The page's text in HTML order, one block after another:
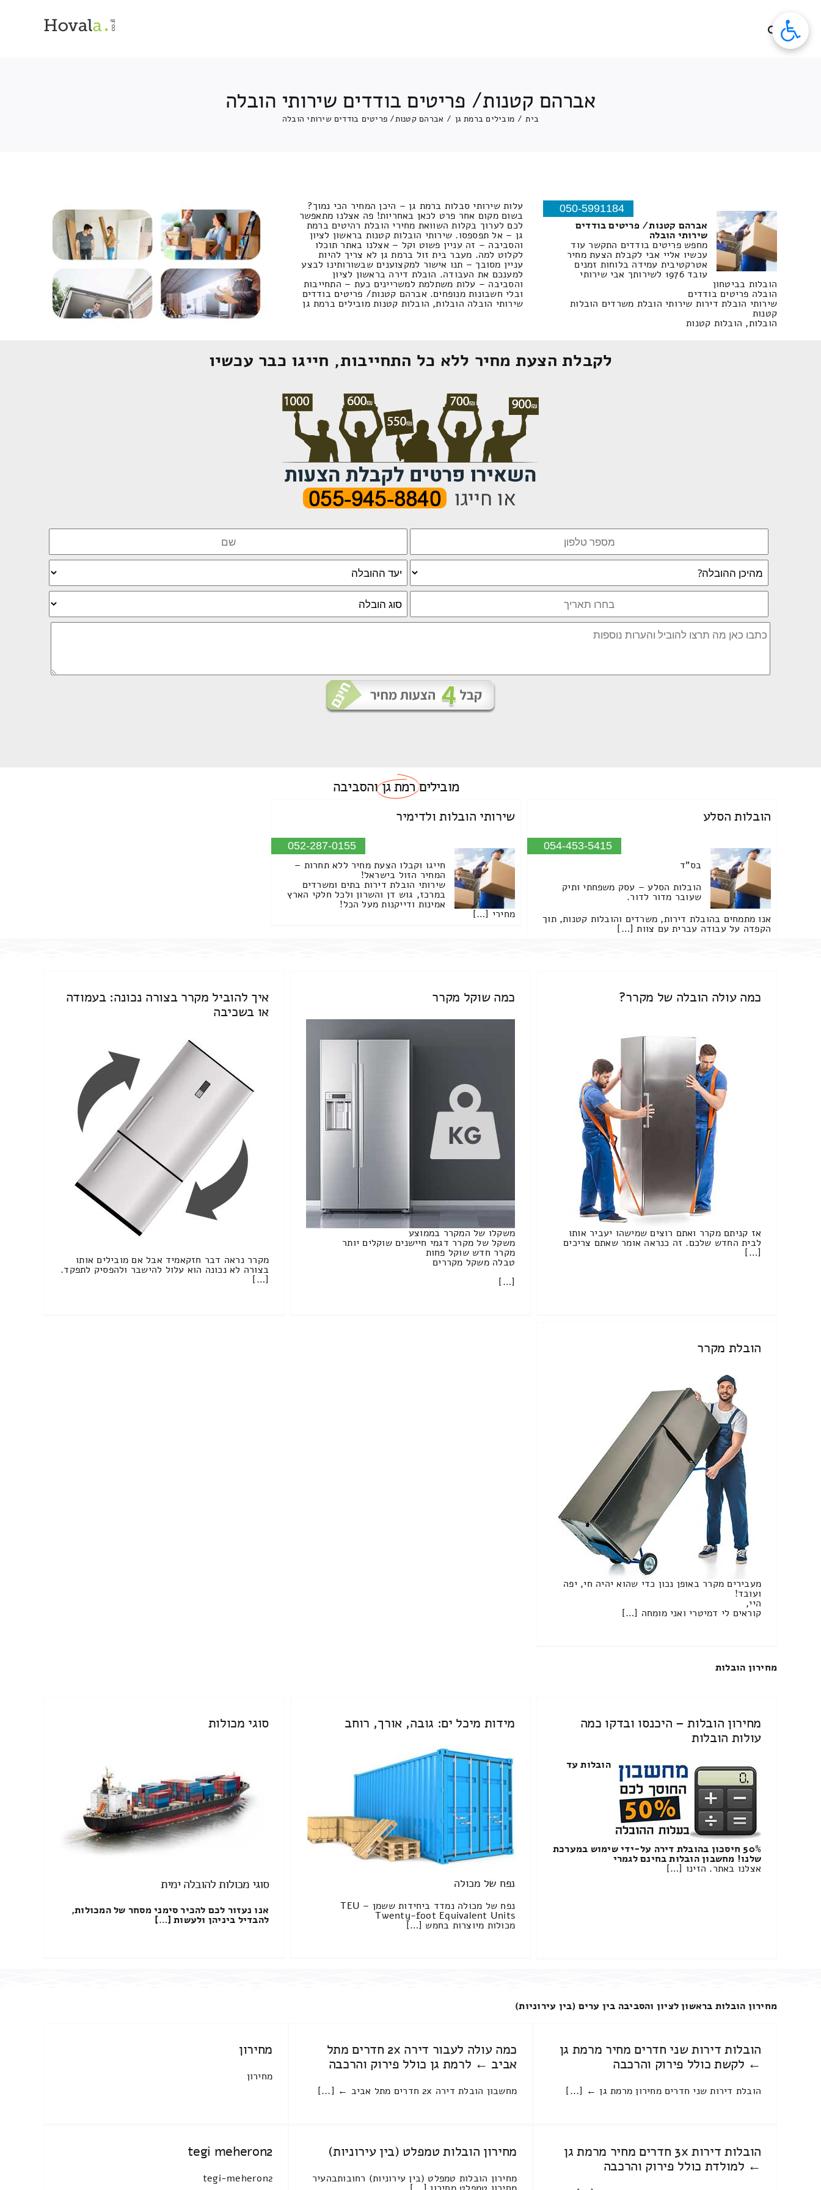
אברהם קטנות/ פריטים בודדים שירותי הובלה
בית / מובילים ברמת גן / אברהם קטנות/ פריטים בודדים שירותי הובלה
050-5991184
אברהם קטנות/ פריטים בודדים
שירותי הובלה
מחפש פריטים בודדים התקשר עוד
עכשיו אליי אבי לקבלת הצעת מחיר
אטרקטיבית עמידה בלוחות זמנים
עובד 1976 לשירותך אבי שירותי
הובלות בביטחון
הובלה פריטים בודדים
שירותי הובלת דירות שירותי הובלת משרדים הובלות
קטנות
הובלות, הובלות קטנות
עלות שירותי סבלות ברמת גן – היכן המחיר הכי נמוך?
בשום מקום אחר פרט לכאן באחריות! פה אצלנו מתאפשר
לכם לערוך בקלות השוואת מחירי הובלת רהיטים ברמת
גן – אל תפספסו. שירותי הובלות קטנות בראשון לציון
והסביבה – זה עניין פשוט וקל – אצלנו באתר תוכלו
לקלוט למה. מעבר בית זול ברמת גן לא צריך להיות
עניין מסובך – תנו אישור למקצוענים שבשורותינו לבצע
למענכם את העבודה. הובלת דירה בראשון לציון
והסביבה – עלות משתלמת למשריינים כעת – התחייבות
ובלי חשבונות מנופחים. אברהם קטנות/ פריטים בודדים
שירותי הובלה הובלות, הובלות קטנות מובילים ברמת גן
לקבלת הצעת מחיר ללא כל התחייבות, חייגו כבר עכשיו
מוביליםרמת גןוהסביבה
הובלות הסלע
054-453-5415
בס"ד
הובלות הסלע – עסק משפחתי ותיק
שעובר מדור לדור.
אנו מתמחים בהובלת דירות, משרדים והובלות קטנות, תוך
הקפדה על עבודה עברית עם צוות […]
שירותי הובלות ולדימיר
052-287-0155
חייגו וקבלו הצעת מחיר ללא תחרות –
המחיר הזול בישראל!
שירותי הובלת דירות בתים ומשרדים
במרכז, גוש דן והשרון ולכל חלקי הארץ
אמינות ודייקנות מעל הכל!
מחירי […]
כמה עולה הובלה של מקרר?
אז קניתם מקרר ואתם רוצים שמישהו יעביר אותו
לבית החדש שלכם. זה כנראה אומר שאתם צריכים
[…]
כמה שוקל מקרר
משקלו של המקרר בממוצע
משקל של מקרר דגמי חיישנים שוקלים יותר
מקרר חדש שוקל פחות
טבלה משקל מקררים
[…]
איך להוביל מקרר בצורה נכונה: בעמודה
או בשכיבה
מקרר נראה דבר חזקאמיד אבל אם מובילים אותו
בצורה לא נכונה הוא עלול להישבר ולהפסיק לתפקד.
[…]
הובלת מקרר
מעבירים מקרר באופן נכון כדי שהוא יהיה חי, יפה
ועובד!
היי,
קוראים לי דמיטרי ואני מומחה […]
מחירון הובלות
מחירון הובלות – היכנסו ובדקו כמה
עולות הובלות
הובלות עד
50% חיסכון בהובלת דירה על-ידי שימוש במערכת
שלנו! מחשבון הובלות בחינם לגמרי
אצלנו באתר. הזינו […]
מידות מיכל ים: גובה, אורך, רוחב
נפח של מכולה
נפח של מכולה נמדד ביחידות ששמן TEU –
Twenty-foot Equivalent Units
מכולות מיוצרות בחמש […]
סוגי מכולות
סוגי מכולות להובלה ימית
אנו נעזור לכם להכיר סימני מסחר של המכולות,
להבדיל ביניהן ולעשות […]
מחירון הובלות בראשון לציון והסביבה בין ערים (בין עירוניות)
הובלות דירות שני חדרים מחיר מרמת גן
← לקשת כולל פירוק והרכבה
הובלת דירות שני חדרים מחירון מרמת גן ← [...]
כמה עולה לעבור דירה 2x חדרים מתל
אביב ← לרמת גן כולל פירוק והרכבה
מחשבון הובלת דירה 2x חדרים מתל אביב ← [...]
מחירון
מחירון
הובלות דירות 3x חדרים מחיר מרמת גן
← למולדת כולל פירוק והרכבה
מחירון הובלות טמפלט (בין עירוניות)
מחירון הובלות טמפלט (בין עירוניות) רחובותבהעיר
tegi meheron2
tegi-meheron2